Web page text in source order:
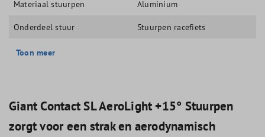
Materiaal stuurpen Aluminium
Onderdeel stuur Stuurpen racefiets
Toon meer
Giant Contact SL AeroLight +15° Stuurpen
zorgt voor een strak en aerodynamisch